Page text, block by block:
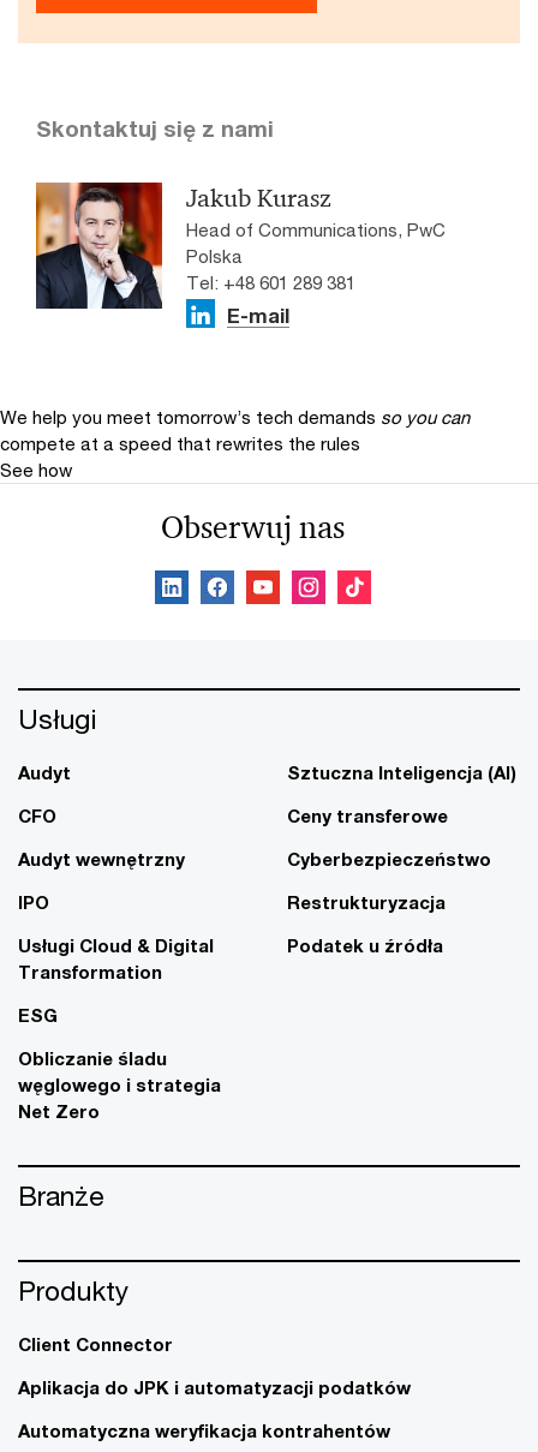
Skontaktuj się z nami
Jakub Kurasz
Head of Communications, PwC
Polska
Tel: +48 601 289 381
E-mail
We help you meet tomorrow’s tech demands so you can
compete at a speed that rewrites the rules
See how
Obserwuj nas
Usługi
Audyt
CFO
Audyt wewnętrzny
IPO
Usługi Cloud & Digital
Transformation
ESG
Obliczanie śladu
węglowego i strategia
Net Zero
Sztuczna Inteligencja (AI)
Ceny transferowe
Cyberbezpieczeństwo
Restrukturyzacja
Podatek u źródła
Branże
Produkty
Client Connector
Aplikacja do JPK i automatyzacji podatków
Automatyczna weryfikacja kontrahentów